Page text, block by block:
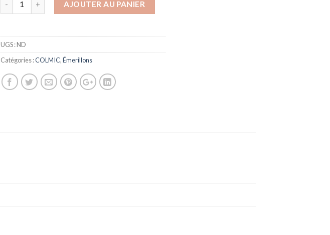
AJOUTER AU PANIER
UGS :ND
Catégories :COLMIC,Émerillons